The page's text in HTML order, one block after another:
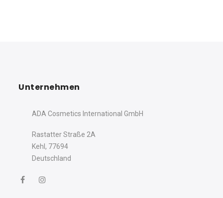
Unternehmen
ADA Cosmetics International GmbH
Rastatter Straße 2A
Kehl, 77694
Deutschland